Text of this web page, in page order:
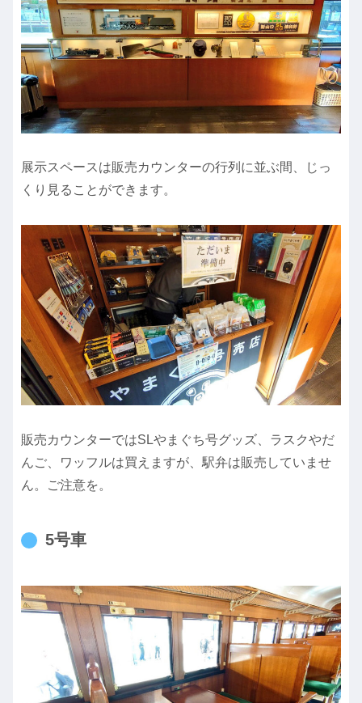
展示スペースは販売カウンターの行列に並ぶ間、じっ
くり見ることができます。
販売カウンターではSLやまぐち号グッズ、ラスクやだ
んご、ワッフルは買えますが、駅弁は販売していませ
ん。ご注意を。
5号車